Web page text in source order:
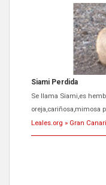
Siami Perdida
Se llama Siami,es
oreja,cariñosa,mimosa
Leales.org » Gran